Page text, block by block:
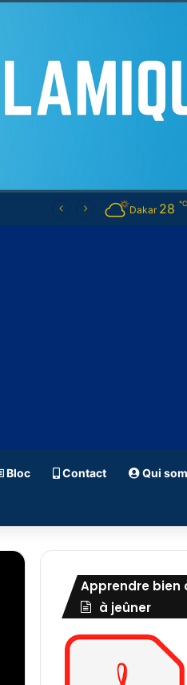
Dakar 28 ℃
Bloc Contact Qui
Apprendre bien
à jeûner